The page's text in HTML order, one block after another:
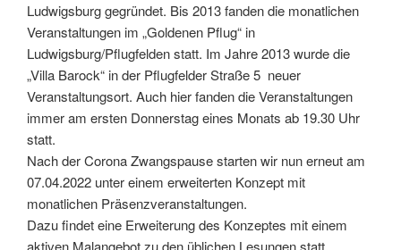
Ludwigsburg gegründet. Bis 2013 fanden die monatlichen
Veranstaltungen im „Goldenen Pflug“ in
Ludwigsburg/Pflugfelden statt. Im Jahre 2013 wurde die
„Villa Barock“ in der Pflugfelder Straße 5 neuer
Veranstaltungsort. Auch hier fanden die Veranstaltungen
immer am ersten Donnerstag eines Monats ab 19.30 Uhr
statt.
Nach der Corona Zwangspause starten wir nun erneut am
07.04.2022 unter einem erweiterten Konzept mit
monatlichen Präsenzveranstaltungen.
Dazu findet eine Erweiterung des Konzeptes mit einem
aktiven Malangebot zu den üblichen Lesungen statt.